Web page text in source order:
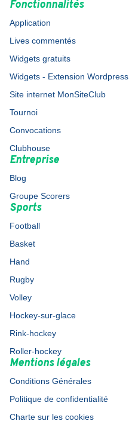
Fonctionnalités
Application
Lives commentés
Widgets gratuits
Widgets - Extension Wordpress
Site internet MonSiteClub
Tournoi
Convocations
Clubhouse
Entreprise
Blog
Groupe Scorers
Sports
Football
Basket
Hand
Rugby
Volley
Hockey-sur-glace
Rink-hockey
Roller-hockey
Mentions légales
Conditions Générales
Politique de confidentialité
Charte sur les cookies